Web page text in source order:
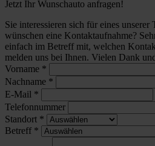
Jetzt Ihr Wunschauto anfragen!
Sie interessieren sich für eines
wünschen eine Kontaktaufnahme?
einfach im Betreff mit, welchen
melden uns bei Ihnen. Vielen Dank
Vorname *
Nachname *
E-Mail *
Telefonnummer
Standort *
Betreff *